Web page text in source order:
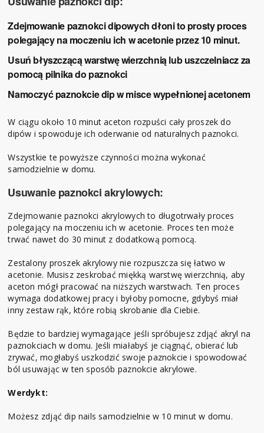
Zdejmowanie paznokci dipowych dłoni to prosty proces
polegający na moczeniu ich w acetonie przez 10 minut.
Usuń błyszczącą warstwę wierzchnią lub uszczelniacz za
pomocą pilnika do paznokci
Namoczyć paznokcie dip w misce wypełnionej acetonem
W ciągu około 10 minut aceton rozpuści cały proszek do
dipów i spowoduje ich oderwanie od naturalnych paznokci.
Wszystkie te powyższe czynności można wykonać
samodzielnie w domu.
Usuwanie paznokci akrylowych:
Zdejmowanie paznokci akrylowych to długotrwały proces
polegający na moczeniu ich w acetonie. Proces ten może
trwać nawet do 30 minut z dodatkową pomocą.
Zestalony proszek akrylowy nie rozpuszcza się łatwo w
acetonie. Musisz zeskrobać miękką warstwę wierzchnią, aby
aceton mógł pracować na niższych warstwach. Ten proces
wymaga dodatkowej pracy i byłoby pomocne, gdybyś miał
inny zestaw rąk, które robią skrobanie dla Ciebie.
Będzie to bardziej wymagające jeśli spróbujesz zdjąć akryl na
paznokciach w domu. Jeśli miałabyś je ciągnąć, obierać lub
zrywać, mogłabyś uszkodzić swoje paznokcie i spowodować
ból usuwając w ten sposób paznokcie akrylowe.
Werdykt:
Możesz zdjąć dip nails samodzielnie w 10 minut w domu.